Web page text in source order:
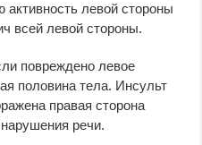
левой стороны
всей левой стороны.
повреждено левое
половина тела. Инсульт
правая сторона
речи.